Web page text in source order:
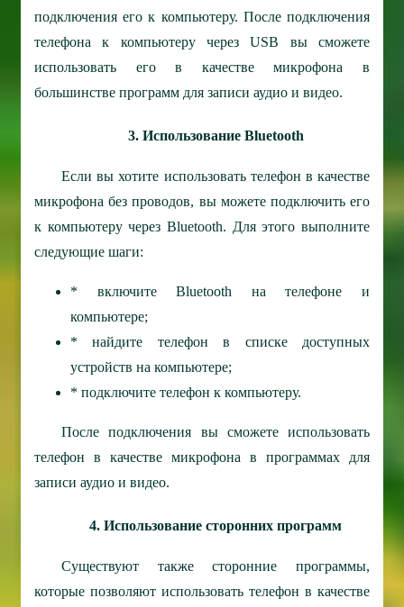
подключения его к компьютеру. После подключения
телефона к компьютеру через USB вы сможете
использовать его в качестве микрофона в
большинстве программ для записи аудио и видео.
3. Использование Bluetooth
Если вы хотите использовать телефон в качестве
микрофона без проводов, вы можете подключить его
к компьютеру через Bluetooth. Для этого выполните
следующие шаги:
* включите Bluetooth на телефоне и
компьютере;
* найдите телефон в списке доступных
устройств на компьютере;
* подключите телефон к компьютеру.
После подключения вы сможете использовать
телефон в качестве микрофона в программах для
записи аудио и видео.
4. Использование сторонних программ
Существуют также сторонние программы,
которые позволяют использовать телефон в качестве